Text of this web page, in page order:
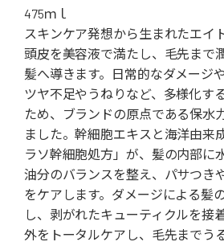
475ｍｌ
スキンケア発想から生まれたエイ
頭皮を美容液で満たし、毛先まで
髪へ導きます。日常的なダメージ
ツヤ不足やうねりなど、多様化す
ため、ブランドの原点である保水
ました。幹細胞エキスと海洋由来
ラソ幹細胞処方」が、髪の内部に
油分のバランスを整え、パサつき
をケアします。ダメージによる髪
し、剥がれたキューティクルを接
外をトータルケアし、毛先までう